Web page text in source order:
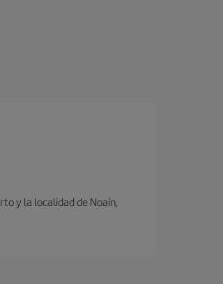
y la localidad de Noaín,